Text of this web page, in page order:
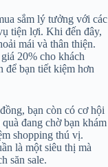
sắm lý tưởng với các
tiện lợi. Khi đến đây,
mái và thân thiện.
20% cho khách
để bạn tiết kiệm hơn
bạn còn có cơ hội
đang chờ bạn khám
shopping thú vị.
là một siêu thị mà
săn sale.